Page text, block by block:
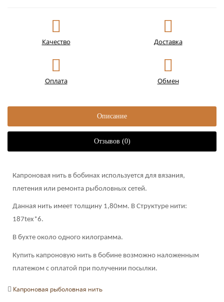
Качество Доставка
Оплата Обмен
Описание
Отзывов (0)
Капроновая нить в бобинах используется для вязания,
плетения или ремонта рыболовных сетей.
Данная нить имеет толщину 1,80мм. В Структуре нити:
187tex*6.
В бухте около одного килограмма.
Купить капроновую нить в бобине возможно наложенным
платежом с оплатой при получении посылки.
Капроновая рыболовная нить